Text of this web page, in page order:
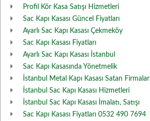
Profil Kör Kasa Satışı Hizmetleri
Sac Kapı Kasası Güncel Fiyatları
Ayarlı Sac Kapı Kasası Çekmeköy
Sac Kapı Kasası Fiyatları
Ayarlı Sac Kapı Kasası İstanbul
Sac Kapı Kasasında Yönetmelik
İstanbul Metal Kapı Kasası Satan Firmalar
İstanbul Sac Kapı Kasası Hizmetleri
İstanbul Sac Kapı Kasası İmalatı, Satışı
Sac Kapı Kasası Fiyatları 0532 490 7694